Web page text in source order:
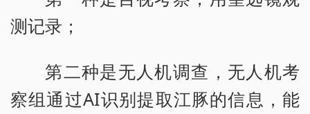
测记录；
第二种是无人机调查，无人机考
察组通过AI识别提取江豚的信息，能